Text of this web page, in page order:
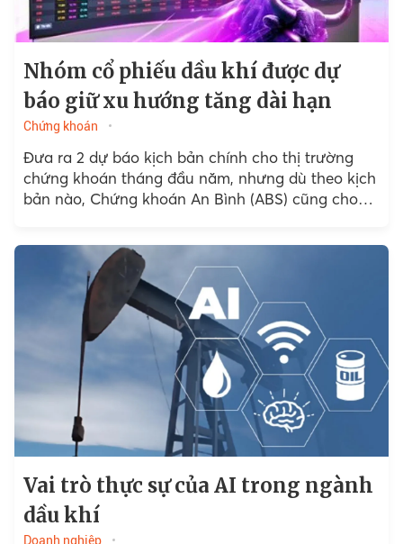
Nhóm cổ phiếu dầu khí được dự
báo giữ xu hướng tăng dài hạn
Chứng khoán
Đưa ra 2 dự báo kịch bản chính cho thị trường
chứng khoán tháng đầu năm, nhưng dù theo kịch
bản nào, Chứng khoán An Bình (ABS) cũng cho
Vai trò thực sự của AI trong ngành
dầu khí
Doanh nghiệp